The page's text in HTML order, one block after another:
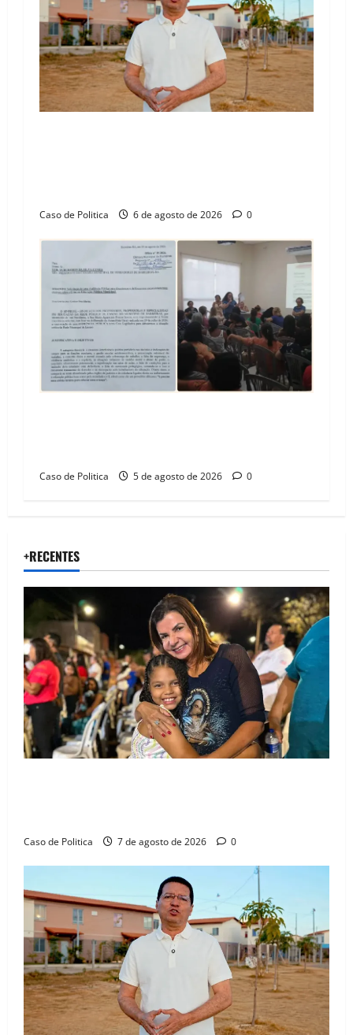
Caso de Politica 6 de agosto de 2026 0
Caso de Politica 5 de agosto de 2026 0
+RECENTES
Caso de Politica 7 de agosto de 2026 0